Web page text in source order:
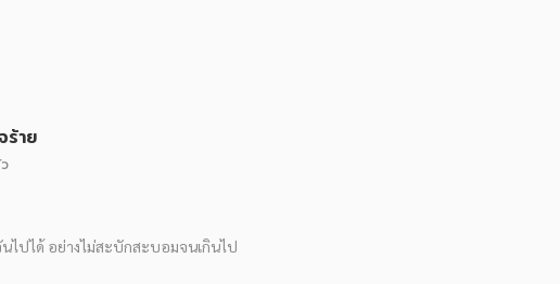
ร้าย
ไปได้ อย่างไม่สะบักสะบอมจนเกินไป